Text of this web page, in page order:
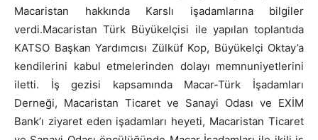
Macaristan hakkında Karslı işadamlarına bilgiler
verdi.Macaristan Türk Büyükelçisi ile yapılan toplantıda
KATSO Başkan Yardımcısı Zülküf Kop, Büyükelçi Oktay’a
kendilerini kabul etmelerinden dolayı memnuniyetlerini
iletti. İş gezisi kapsamında Macar-Türk İşadamları
Derneği, Macaristan Ticaret ve Sanayi Odası ve EXİM
Bank’ı ziyaret eden işadamları heyeti, Macaristan Ticaret